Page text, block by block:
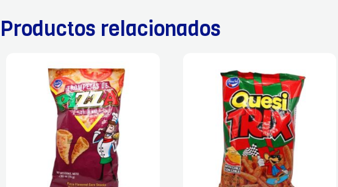
Productos relacionados